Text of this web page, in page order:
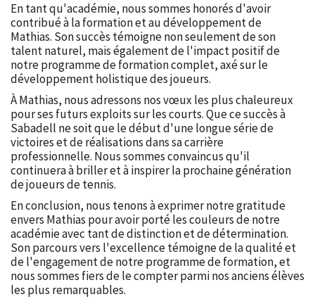
En tant qu'académie, nous sommes honorés d'avoir
contribué à la formation et au développement de
Mathias. Son succès témoigne non seulement de son
talent naturel, mais également de l'impact positif de
notre programme de formation complet, axé sur le
développement holistique des joueurs.
À Mathias, nous adressons nos vœux les plus chaleureux
pour ses futurs exploits sur les courts. Que ce succès à
Sabadell ne soit que le début d'une longue série de
victoires et de réalisations dans sa carrière
professionnelle. Nous sommes convaincus qu'il
continuera à briller et à inspirer la prochaine génération
de joueurs de tennis.
En conclusion, nous tenons à exprimer notre gratitude
envers Mathias pour avoir porté les couleurs de notre
académie avec tant de distinction et de détermination.
Son parcours vers l'excellence témoigne de la qualité et
de l'engagement de notre programme de formation, et
nous sommes fiers de le compter parmi nos anciens élèves
les plus remarquables.